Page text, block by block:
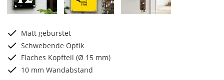
Matt gebürstet
Schwebende Optik
Flaches Kopfteil (Ø 15 mm)
10 mm Wandabstand